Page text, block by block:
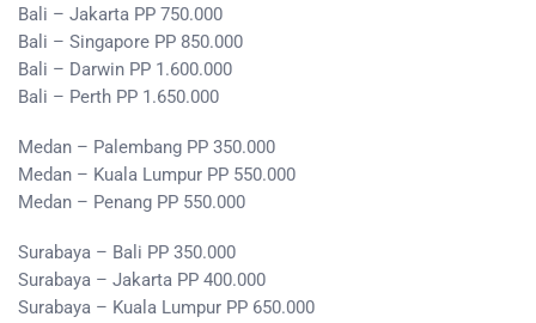
Bali – Jakarta PP 750.000
Bali – Singapore PP 850.000
Bali – Darwin PP 1.600.000
Bali – Perth PP 1.650.000
Medan – Palembang PP 350.000
Medan – Kuala Lumpur PP 550.000
Medan – Penang PP 550.000
Surabaya – Bali PP 350.000
Surabaya – Jakarta PP 400.000
Surabaya – Kuala Lumpur PP 650.000